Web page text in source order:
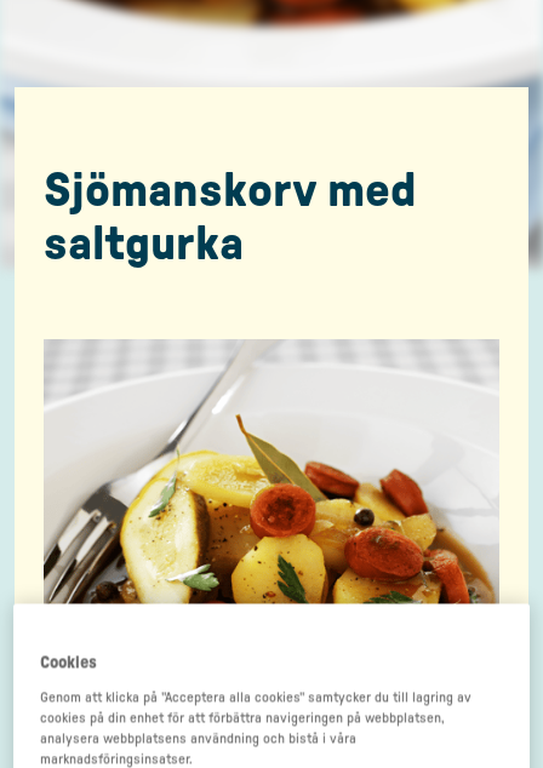
Sjömanskorv med
saltgurka
Cookies
Genom att klicka på "Acceptera alla cookies" samtycker du till lagring av
cookies på din enhet för att förbättra navigeringen på webbplatsen,
analysera webbplatsens användning och bistå i våra
marknadsföringsinsatser.